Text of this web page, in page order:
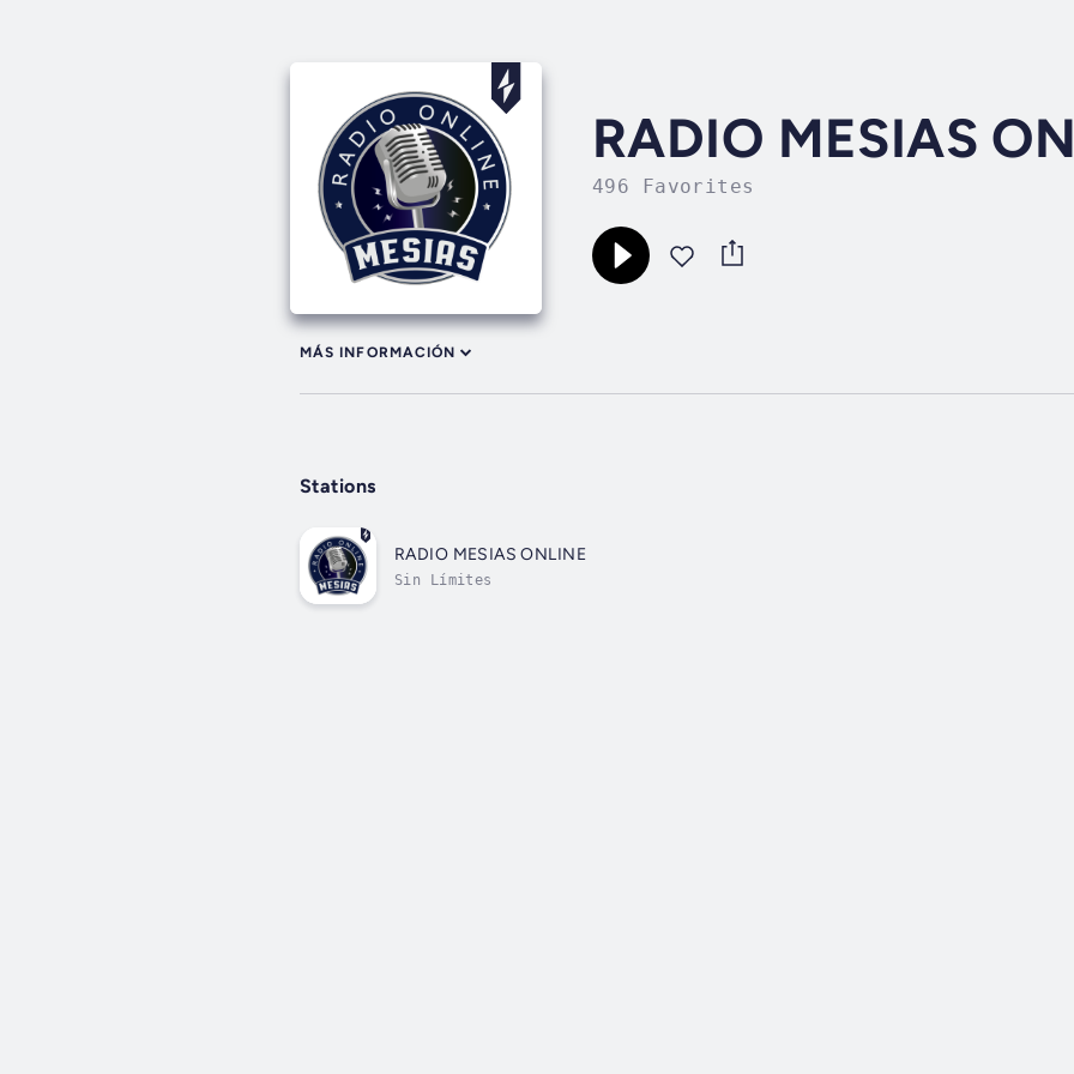
RADIO MESIAS
496 Favorites
MÁS INFORMACIÓN
Stations
RADIO MESIAS ONLINE
Sin Límites